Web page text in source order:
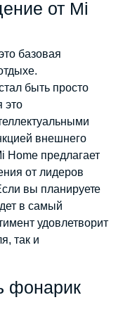
от Mi
базовая
быть просто
это
внешнего
Home предлагает
от лидеров
вы планируете
в самый
удовлетворит
так и
фонарик